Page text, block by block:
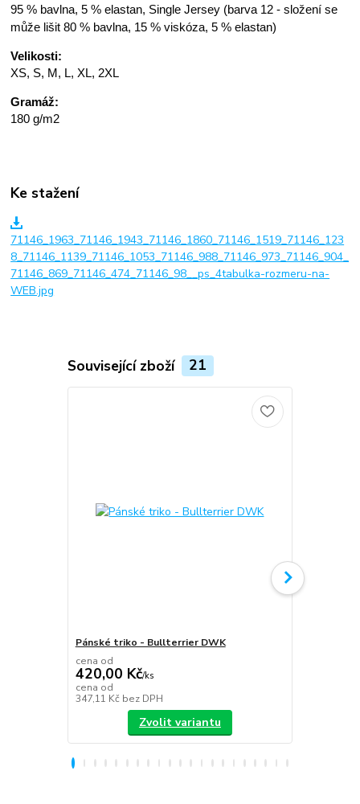
95 % bavlna, 5 % elastan, Single Jersey (barva 12 - složení se
může lišit 80 % bavlna, 15 % viskóza, 5 % elastan)
Velikosti:
XS, S, M, L, XL, 2XL
Gramáž:
180 g/m2
Ke stažení
71146_1963_71146_1943_71146_1860_71146_1519_71146_123
8_71146_1139_71146_1053_71146_988_71146_973_71146_904_
71146_869_71146_474_71146_98__ps_4tabulka-rozmeru-na-
WEB.jpg
Související zboží 21
Pánské triko - Bullterrier DWK
cena od
420,00 Kč/ks
cena od
347,11 Kč bez DPH
Zvolit variantu